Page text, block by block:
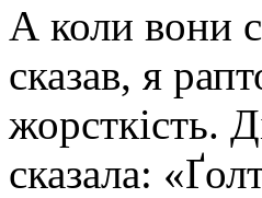
А коли вони
сказав, я
жорсткість.
сказала: